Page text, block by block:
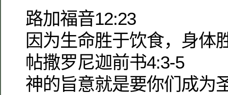
路加福音12:23
因为生命胜于饮食，身体
帖撒罗尼迦前书4:3-5
神的旨意就是要你们成为